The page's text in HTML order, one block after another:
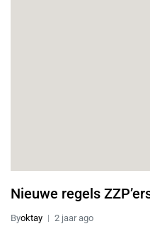
Nieuwe regels
Byoktay 2 jaar ago